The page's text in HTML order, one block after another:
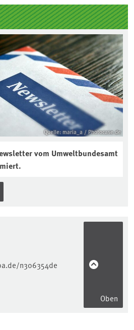
wie wird der Boden des
und was passiert
eines solchen
Infos dazu gibt es im
Jetzt
interview/sc202-
kuer-der-krume/
Quelle: maria_a / Photocase.de
vom Umweltbundesamt
n306354de
Oben